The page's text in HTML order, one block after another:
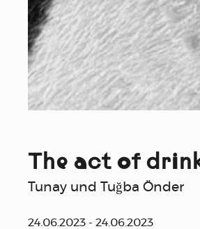
The act of
Tunay und Tuğba Önder
24.06.2023 - 24.06.2023